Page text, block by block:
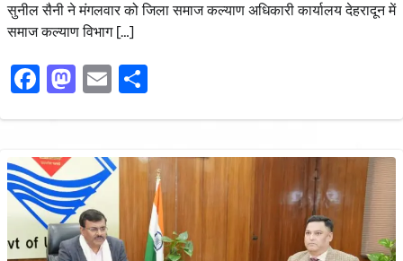
सुनील सैनी ने मंगलवार को जिला समाज कल्याण अधिकारी कार्यालय देहरादून में
समाज कल्याण विभाग […]
Facebook
Mastodon
Email